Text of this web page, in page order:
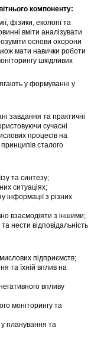
компоненту:
фізики, екології та
вміти аналізувати
основи охорони
мати навички роботи
шкідливих
у формуванні у
завдання та практичні
сучасні
процесів на
сталого
та синтезу;
ситуаціях;
інформації з різних
взаємодіяти з іншими;
нести відповідальність
підприємств;
та їхній вплив на
впливу
моніторингу та
у планування та